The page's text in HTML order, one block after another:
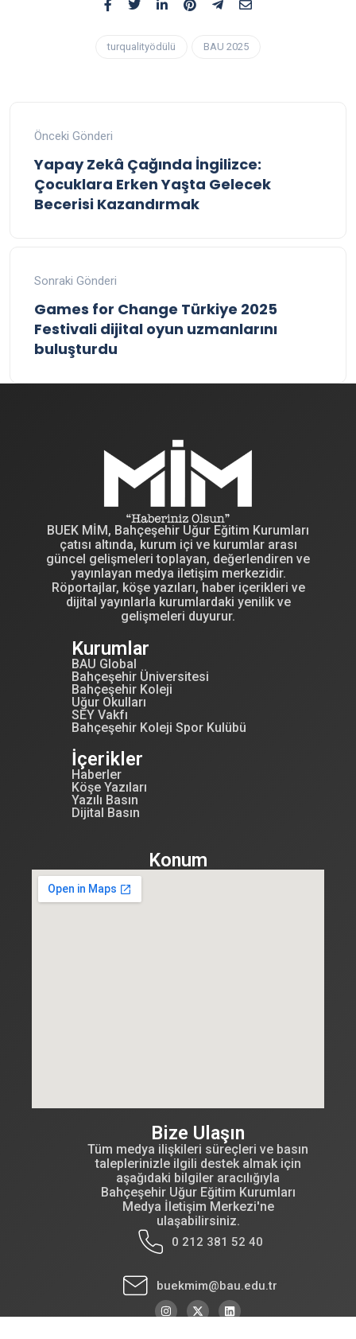
turqualityödülü BAU 2025
Önceki Gönderi
Yapay Zekâ Çağında İngilizce:
Çocuklara Erken Yaşta Gelecek
Becerisi Kazandırmak
Sonraki Gönderi
Games for Change Türkiye 2025
Festivali dijital oyun uzmanlarını
buluşturdu
BUEK MİM, Bahçeşehir Uğur Eğitim Kurumları
çatısı altında, kurum içi ve kurumlar arası
güncel gelişmeleri toplayan, değerlendiren ve
yayınlayan medya iletişim merkezidir.
Röportajlar, köşe yazıları, haber içerikleri ve
dijital yayınlarla kurumlardaki yenilik ve
gelişmeleri duyurur.
Kurumlar
BAU Global
Bahçeşehir Üniversitesi
Bahçeşehir Koleji
Uğur Okulları
SEY Vakfı
Bahçeşehir Koleji Spor Kulübü
İçerikler
Haberler
Köşe Yazıları
Yazılı Basın
Dijital Basın
Konum
Bize Ulaşın
Tüm medya ilişkileri süreçleri ve basın
taleplerinizle ilgili destek almak için
aşağıdaki bilgiler aracılığıyla
Bahçeşehir Uğur Eğitim Kurumları
Medya İletişim Merkezi'ne
ulaşabilirsiniz.
0 212 381 52 40
buekmim@bau.edu.tr